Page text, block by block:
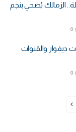
الزمالك يُضحي بنجم
0
والقنوات
0